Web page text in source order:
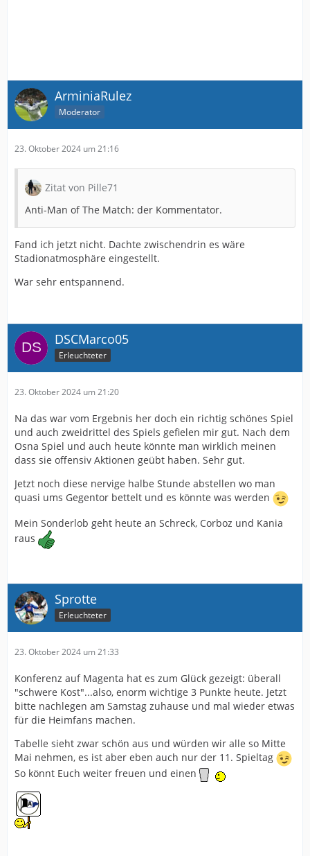
ArminiaRulez
Moderator
23. Oktober 2024 um 21:16
Zitat von Pille71
Anti-Man of The Match: der Kommentator.
Fand ich jetzt nicht. Dachte zwischendrin es wäre
Stadionatmosphäre eingestellt.
War sehr entspannend.
DSCMarco05
Erleuchteter
23. Oktober 2024 um 21:20
Na das war vom Ergebnis her doch ein richtig schönes Spiel
und auch zweidrittel des Spiels gefielen mir gut. Nach dem
Osna Spiel und auch heute könnte man wirklich meinen
dass sie offensiv Aktionen geübt haben. Sehr gut.
Jetzt noch diese nervige halbe Stunde abstellen wo man
quasi ums Gegentor bettelt und es könnte was werden
Mein Sonderlob geht heute an Schreck, Corboz und Kania
raus
Sprotte
Erleuchteter
23. Oktober 2024 um 21:33
Konferenz auf Magenta hat es zum Glück gezeigt: überall
"schwere Kost"...also, enorm wichtige 3 Punkte heute. Jetzt
bitte nachlegen am Samstag zuhause und mal wieder etwas
für die Heimfans machen.
Tabelle sieht zwar schön aus und würden wir alle so Mitte
Mai nehmen, es ist aber eben auch nur der 11. Spieltag
So könnt Euch weiter freuen und einen